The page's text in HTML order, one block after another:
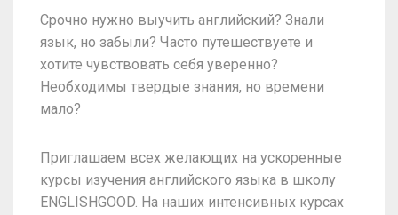
Срочно нужно выучить английский? Знали
язык, но забыли? Часто путешествуете и
хотите чувствовать себя уверенно?
Необходимы твердые знания, но времени
мало?
Приглашаем всех желающих на ускоренные
курсы изучения английского языка в школу
ENGLISHGOOD. На наших интенсивных курсах